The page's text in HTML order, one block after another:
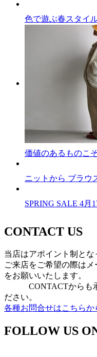
色で遊ぶ春スタイ
価値のあるものこ
ニットから ブラウ
SPRING SALE 4月
CONTACT US
当店はアポイント制とな
ご来店をご希望の際は
をお願いいたします。
CONTACTからも承
ださい。
各種お問合せはこちらか
FOLLOW US